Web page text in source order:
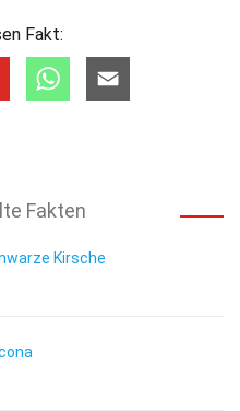
Fakt:
Fakten
Kirsche